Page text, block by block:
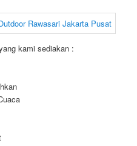
kami sediakan :